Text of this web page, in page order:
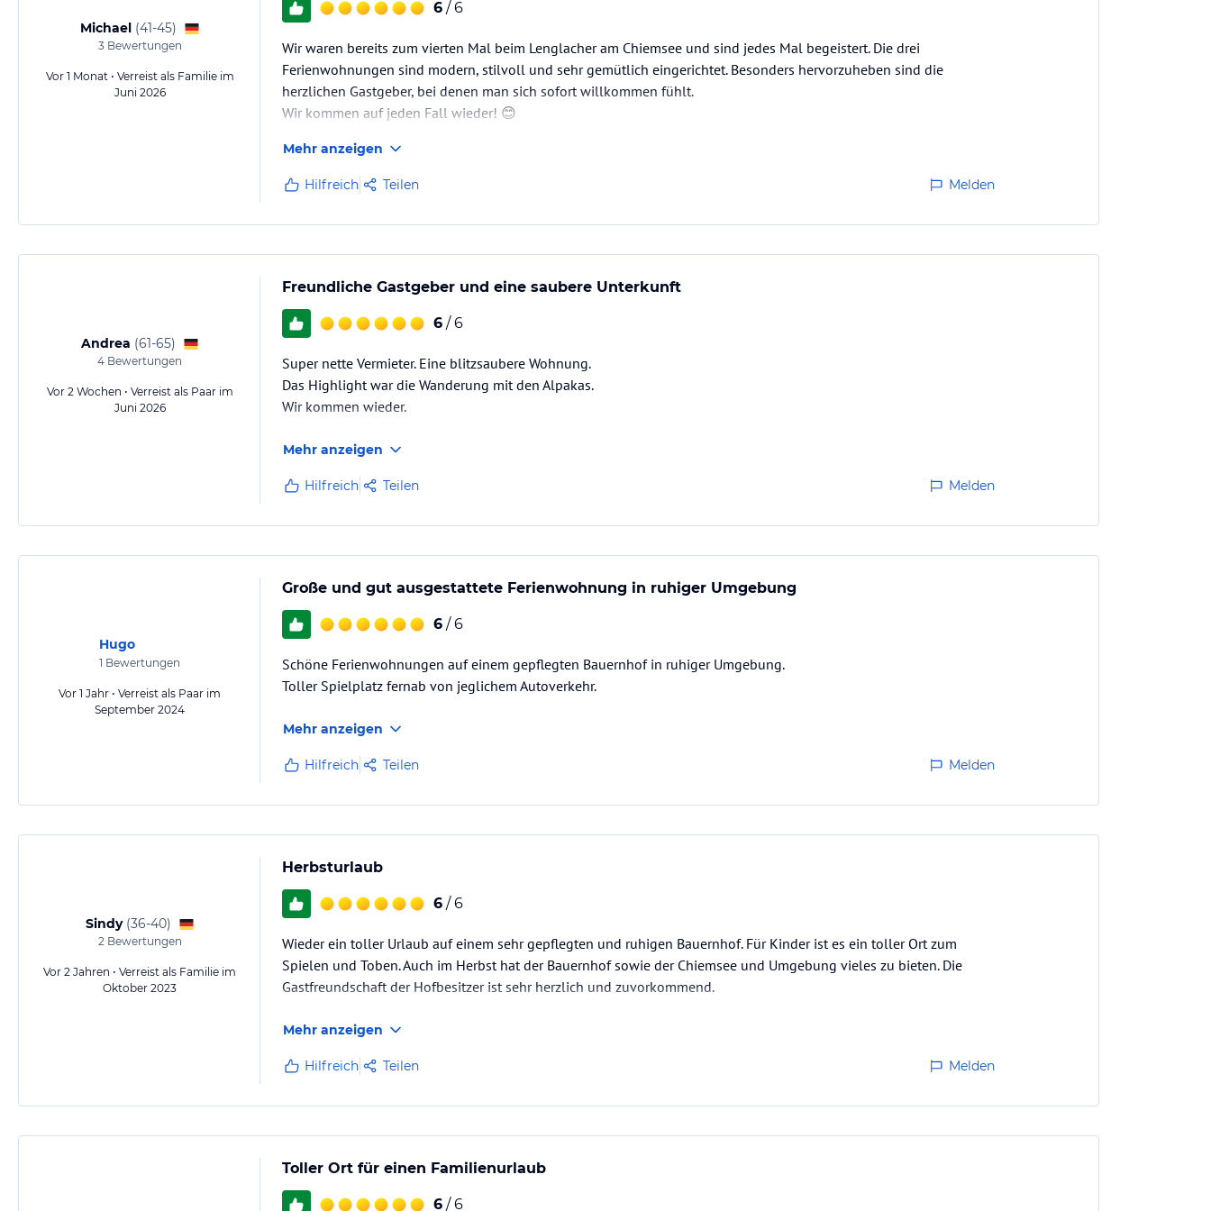
Michael (41-45)
3Bewertungen
Vor 1 Monat • Verreist als Familie im
Juni 2026
6 / 6
Wir waren bereits zum vierten Mal beim Lenglacher am Chiemsee und sind jedes Mal begeistert. Die drei
Ferienwohnungen sind modern, stilvoll und sehr gemütlich eingerichtet. Besonders hervorzuheben sind die
herzlichen Gastgeber, bei denen man sich sofort willkommen fühlt.
Wir kommen auf jeden Fall wieder! 😊
Mehr anzeigen
Hilfreich Teilen Melden
Andrea (61-65)
4 Bewertungen
Vor 2 Wochen • Verreist als Paar im
Juni 2026
Freundliche Gastgeber und eine saubere Unterkunft
6 / 6
Super nette Vermieter. Eine blitzsaubere Wohnung.
Das Highlight war die Wanderung mit den Alpakas.
Wir kommen wieder.
Mehr anzeigen
Hilfreich Teilen Melden
Hugo
1 Bewertungen
Vor 1 Jahr • Verreist als Paar im
September 2024
Große und gut ausgestattete Ferienwohnung in ruhiger Umgebung
6 / 6
Schöne Ferienwohnungen auf einem gepflegten Bauernhof in ruhiger Umgebung.
Toller Spielplatz fernab von jeglichem Autoverkehr.
Mehr anzeigen
Hilfreich Teilen Melden
Sindy (36-40)
2Bewertungen
Vor 2 Jahren • Verreist als Familie im
Oktober 2023
Herbsturlaub
6 / 6
Wieder ein toller Urlaub auf einem sehr gepflegten und ruhigen Bauernhof. Für Kinder ist es ein toller Ort zum
Spielen und Toben. Auch im Herbst hat der Bauernhof sowie der Chiemsee und Umgebung vieles zu bieten. Die
Gastfreundschaft der Hofbesitzer ist sehr herzlich und zuvorkommend.
Mehr anzeigen
Hilfreich Teilen Melden
Toller Ort für einen Familienurlaub
6 / 6